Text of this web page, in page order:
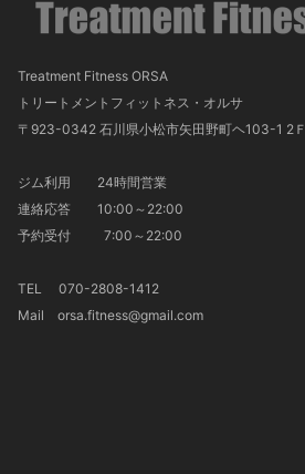
Treatment Fitness ORSA
トリートメントフィットネス・オルサ
〒923-0342 石川県小松市矢田野町ヘ103-1 2Ｆ
ジム利用 24時間営業
連絡応答 10:00～22:00
予約受付 7:00～22:00
TEL 070-2808-1412
Mail orsa.fitness@gmail.com